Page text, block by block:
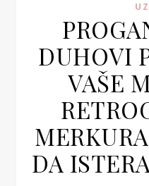
DUHOVI
VAŠE
DA